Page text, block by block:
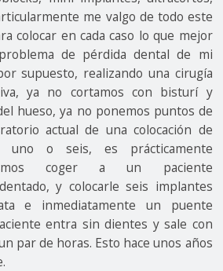
me valgo de todo este
colocar en cada caso lo que mejor
de pérdida dental de mi
supuesto, realizando una cirugía
ya no cortamos con bisturí y
hueso, ya no ponemos puntos de
actual de una colocación de
uno o seis, es prácticamente
coger a un paciente
y colocarle seis implantes
e inmediatamente un puente
entra sin dientes y sale con
par de horas. Esto hace unos años